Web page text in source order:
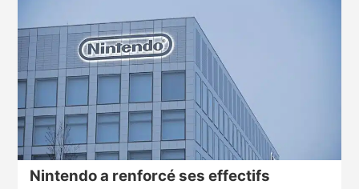
Nintendo a renforcé ses effectifs